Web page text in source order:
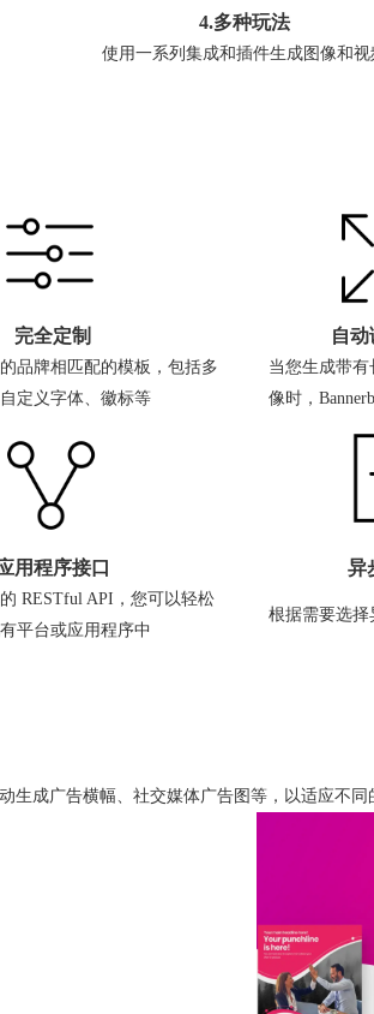
4.多种玩法
使用一系列集成和插件生成图像和视
完全定制 自
品牌相匹配的模板，包括多
定义字体、徽标等
当您生成带
像时，
用程序接口 异
RESTful API，您可以轻松
平台或应用程序中
根据需要选
动生成广告横幅、社交媒体广告图等，以适应不